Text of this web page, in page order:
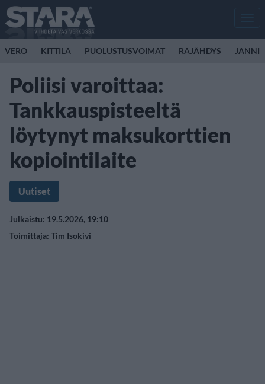
VERO KITTILÄ PUOLUSTUSVOIMAT RÄJÄHDYS JANNI
Poliisi varoittaa:
Tankkauspisteeltä
löytynyt maksukorttien
kopiointilaite
Uutiset
Julkaistu: 19.5.2026, 19:10
Toimittaja: Tim Isokivi